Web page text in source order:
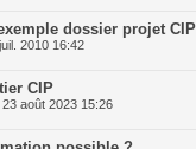
dossier projet CIP
2010 16:42
CIP
23 août 2023 15:26